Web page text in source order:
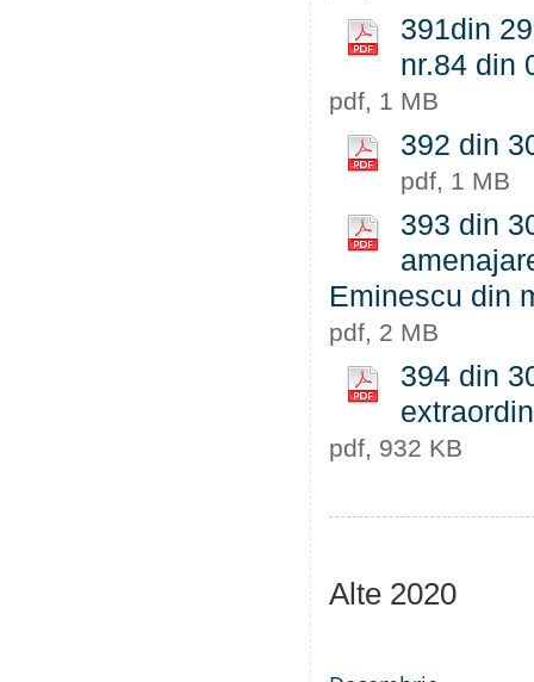
391din
nr.84 din
pdf, 1 MB
392 din
pdf, 1 MB
393 din
Eminescu din
pdf, 2 MB
394 din
pdf, 932 KB
Alte 2020